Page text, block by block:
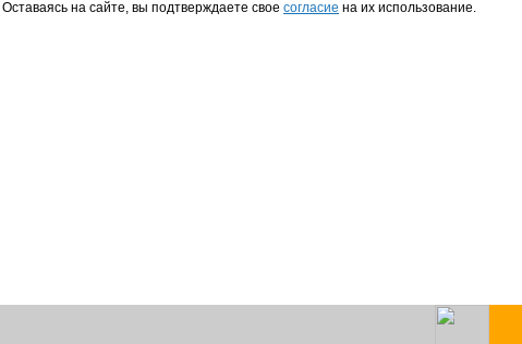
на сайте, вы подтверждаете свое согласие на их использование.